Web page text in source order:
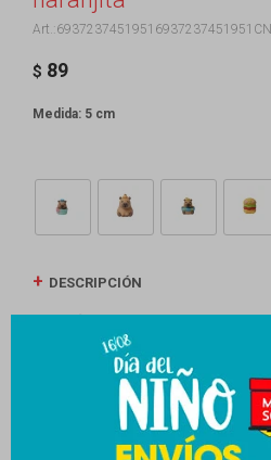
69372374519516937237451951CN
$ 89
Medida: 5 cm
DESCRIPCIÓN
CAMBIOS Y DEVOLUCIONES
MEDIOS DE PAGO